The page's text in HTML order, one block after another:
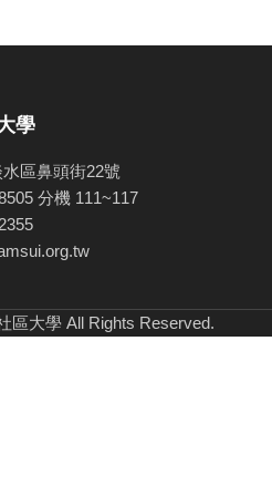
學
區鼻頭街22號
分機 111~117
區大學 All Rights Reserved.